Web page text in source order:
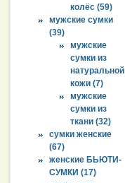
колёс (59)
мужские сумки
(39)
мужские
сумки из
натуральной
кожи (7)
мужские
сумки из
ткани (32)
сумки женские
(67)
женские БЬЮТИ-
СУМКИ (17)